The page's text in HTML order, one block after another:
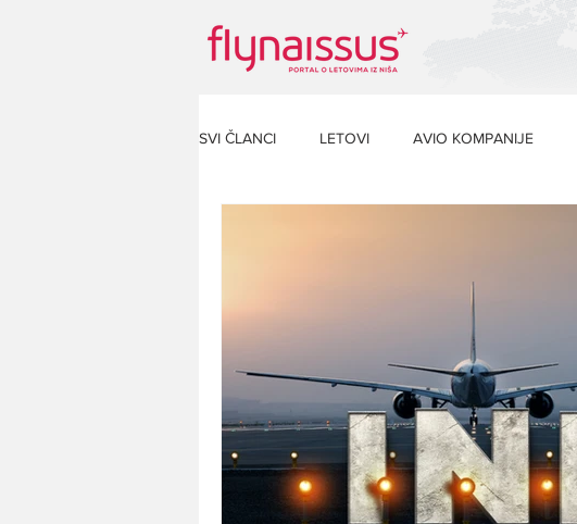
SVI ČLANCI LETOVI AVIO KOMPANIJE